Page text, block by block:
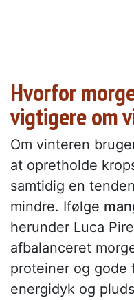
Hvorfor
vigtigere om
Om vinteren
at opretholde
samtidig en
mindre. Ifølge
herunder Luca
afbalanceret
proteiner og gode
energidyk og